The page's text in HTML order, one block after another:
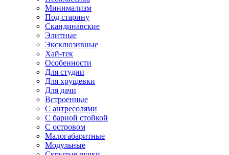
Минимализм
Под старину
Скандинавские
Элитные
Эксклюзивные
Хай-тек
Особенности
Для студии
Для хрущевки
Для дачи
Встроенные
С антресолями
С барной стойкой
С островом
Малогабаритные
Модульные